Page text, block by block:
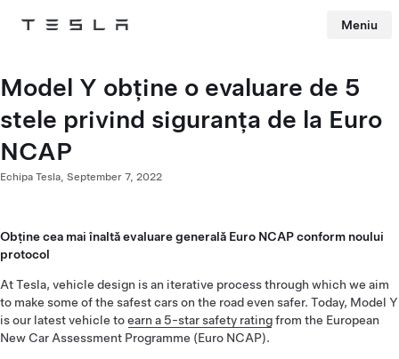
Tesla Meniu
Model Y obține o evaluare de 5
stele privind siguranța de la Euro
NCAP
Echipa Tesla, September 7, 2022
Obține cea mai înaltă evaluare generală Euro NCAP conform noului
protocol
At Tesla, vehicle design is an iterative process through which we aim
to make some of the safest cars on the road even safer. Today, Model Y
is our latest vehicle toearn a 5-star safety ratingfrom the European
New Car Assessment Programme (Euro NCAP).